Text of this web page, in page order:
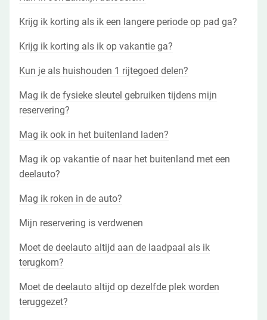
Krijg ik korting als ik een langere periode op pad ga?
Krijg ik korting als ik op vakantie ga?
Kun je als huishouden 1 rijtegoed delen?
Mag ik de fysieke sleutel gebruiken tijdens mijn
reservering?
Mag ik ook in het buitenland laden?
Mag ik op vakantie of naar het buitenland met een
deelauto?
Mag ik roken in de auto?
Mijn reservering is verdwenen
Moet de deelauto altijd aan de laadpaal als ik
terugkom?
Moet de deelauto altijd op dezelfde plek worden
teruggezet?